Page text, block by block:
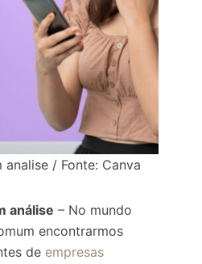
/ Fonte: Canva
análise – No mundo
encontrarmos
de empresas